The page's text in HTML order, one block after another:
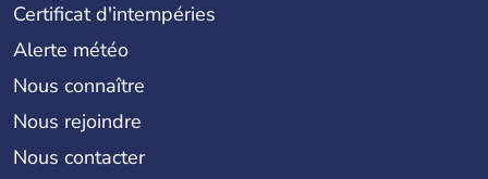
Certificat d'intempéries
Alerte météo
Nous connaître
Nous rejoindre
Nous contacter